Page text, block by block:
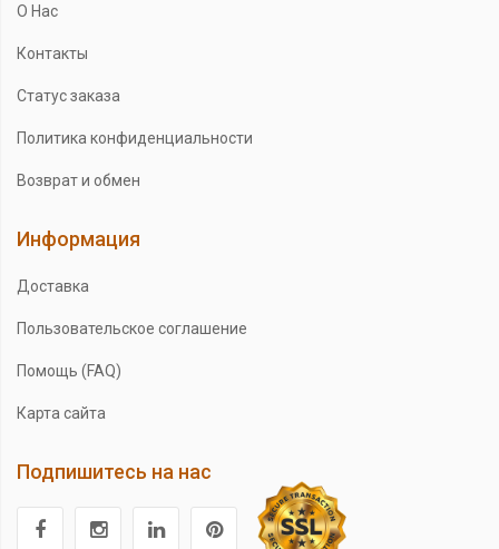
О Нас
Контакты
Статус заказа
Политика конфиденциальности
Возврат и обмен
Информация
Доставка
Пользовательское соглашение
Помощь (FAQ)
Карта сайта
Подпишитесь на нас